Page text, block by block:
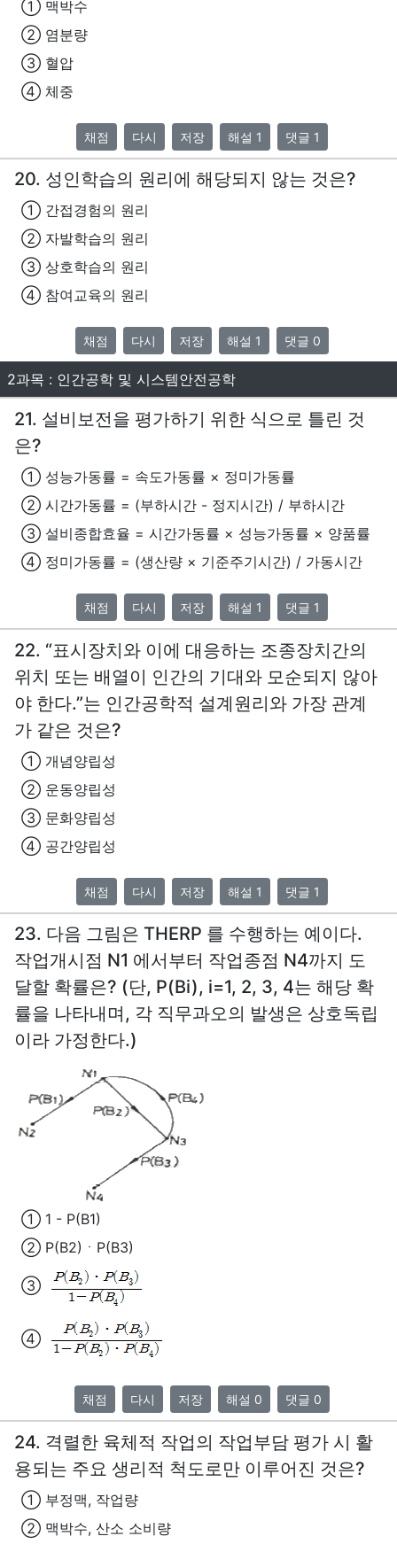
① 맥박수
② 염분량
③ 혈압
④ 체중
채점 다시 저장 해설 1 댓글 1
20. 성인학습의 원리에 해당되지 않는 것은?
① 간접경험의 원리
② 자발학습의 원리
③ 상호학습의 원리
④ 참여교육의 원리
채점 다시 저장 해설 1 댓글 0
2과목 : 인간공학 및 시스템안전공학
21. 설비보전을 평가하기 위한 식으로 틀린 것
은?
① 성능가동률 = 속도가동률 × 정미가동률
② 시간가동률 = (부하시간 - 정지시간) / 부하시간
③ 설비종합효율 = 시간가동률 × 성능가동률 × 양품률
④ 정미가동률 = (생산량 × 기준주기시간) / 가동시간
채점 다시 저장 해설 1 댓글 1
22. “표시장치와 이에 대응하는 조종장치간의
위치 또는 배열이 인간의 기대와 모순되지 않아
야 한다.”는 인간공학적 설계원리와 가장 관계
가 같은 것은?
① 개념양립성
② 운동양립성
③ 문화양립성
④ 공간양립성
채점 다시 저장 해설 1 댓글 1
23. 다음 그림은 THERP 를 수행하는 예이다.
작업개시점 N1 에서부터 작업종점 N4까지 도
달할 확률은? (단, P(Bi), i=1, 2, 3, 4는 해당 확
률을 나타내며, 각 직무과오의 발생은 상호독립
이라 가정한다.)
① 1 - P(B1)
② P(B2)ㆍP(B3)
③
④
채점 다시 저장 해설 0 댓글 0
24. 격렬한 육체적 작업의 작업부담 평가 시 활
용되는 주요 생리적 척도로만 이루어진 것은?
① 부정맥, 작업량
② 맥박수, 산소 소비량